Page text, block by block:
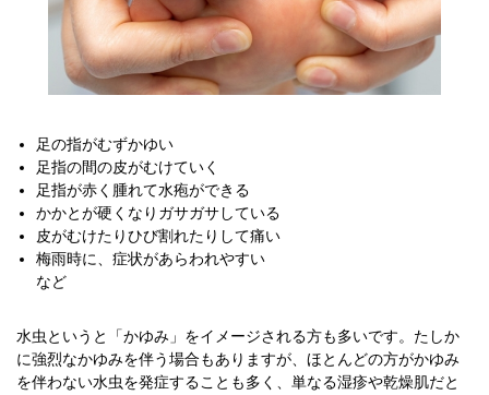
足の指がむずかゆい
足指の間の皮がむけていく
足指が赤く腫れて水疱ができる
かかとが硬くなりガサガサしている
皮がむけたりひび割れたりして痛い
梅雨時に、症状があらわれやすい
など
水虫というと「かゆみ」をイメージされる方も多いです。たしか
に強烈なかゆみを伴う場合もありますが、ほとんどの方がかゆみ
を伴わない水虫を発症することも多く、単なる湿疹や乾燥肌だと